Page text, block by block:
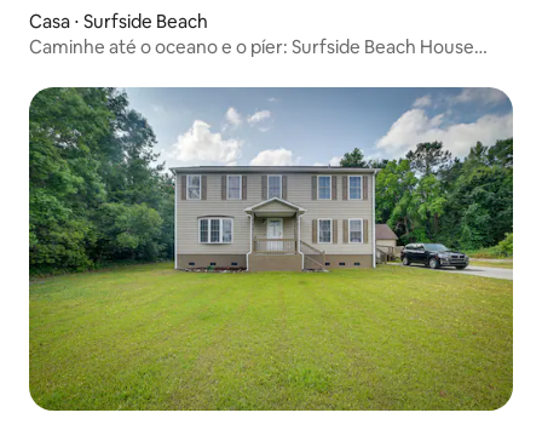
Casa ⋅ Surfside Beach
Caminhe até o oceano e o píer: Surfside Beach House